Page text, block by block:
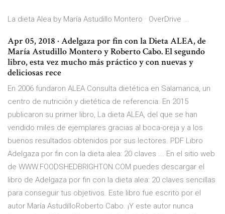
La dieta Alea by María Astudillo Montero · OverDrive ...
Apr 05, 2018 · Adelgaza por fin con la Dieta ALEA, de
María Astudillo Montero y Roberto Cabo. El segundo
libro, esta vez mucho más práctico y con nuevas y
deliciosas rece
En 2006 fundaron ALEA Consulta dietética en Salamanca, un
centro de nutrición y dietética de referencia. En 2015
publicaron su primer libro, La dieta ALEA, del que se han
vendido miles de ejemplares gracias al boca-oreja y a los
buenos resultados obtenidos por sus lectores. PDF Libro
Adelgaza por fin con la dieta alea: 20 claves ... En el sitio web
de WWW.FOODSHEDBRIGHTON.COM puedes descargar el
libro de Adelgaza por fin con la dieta alea: 20 claves sencillas
para conseguir tus objetivos. Este libro fue escrito por el
autor María AstudilloRoberto Cabo. ¡Y este autor nunca